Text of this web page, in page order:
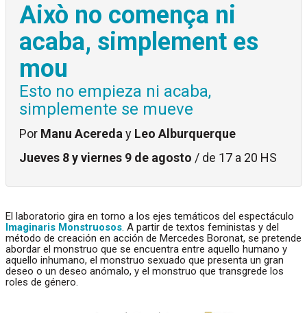
Això no comença ni
acaba, simplement es
mou
Esto no empieza ni acaba,
simplemente se mueve
Por Manu Acereday Leo Alburquerque
Jueves 8 y viernes 9 de agosto / de 17 a 20 HS
El laboratorio gira en torno a los ejes temáticos del espectáculo
Imaginaris Monstruosos. A partir de textos feministas y del
método de creación en acción de Mercedes Boronat, se pretende
abordar el monstruo que se encuentra entre aquello humano y
aquello inhumano, el monstruo sexuado que presenta un gran
deseo o un deseo anómalo, y el monstruo que transgrede los
roles de género.